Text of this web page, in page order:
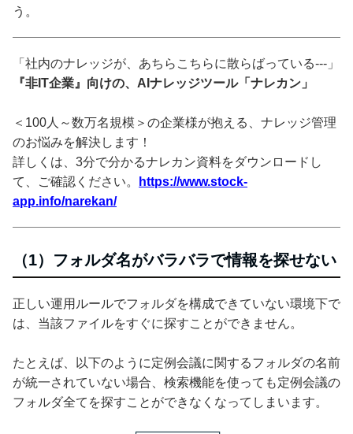
う。
「社内のナレッジが、あちらこちらに散らばっている---」
『非IT企業』向けの、AIナレッジツール「ナレカン」
＜100人～数万名規模＞の企業様が抱える、ナレッジ管理
のお悩みを解決します！
詳しくは、3分で分かるナレカン資料をダウンロードし
て、ご確認ください。
https://www.stock-
app.info/narekan/
（1）フォルダ名がバラバラで情報を探せない
正しい運用ルールでフォルダを構成できていない環境下で
は、当該ファイルをすぐに探すことができません。
たとえば、以下のように定例会議に関するフォルダの名前
が統一されていない場合、検索機能を使っても定例会議の
フォルダ全てを探すことができなくなってしまいます。